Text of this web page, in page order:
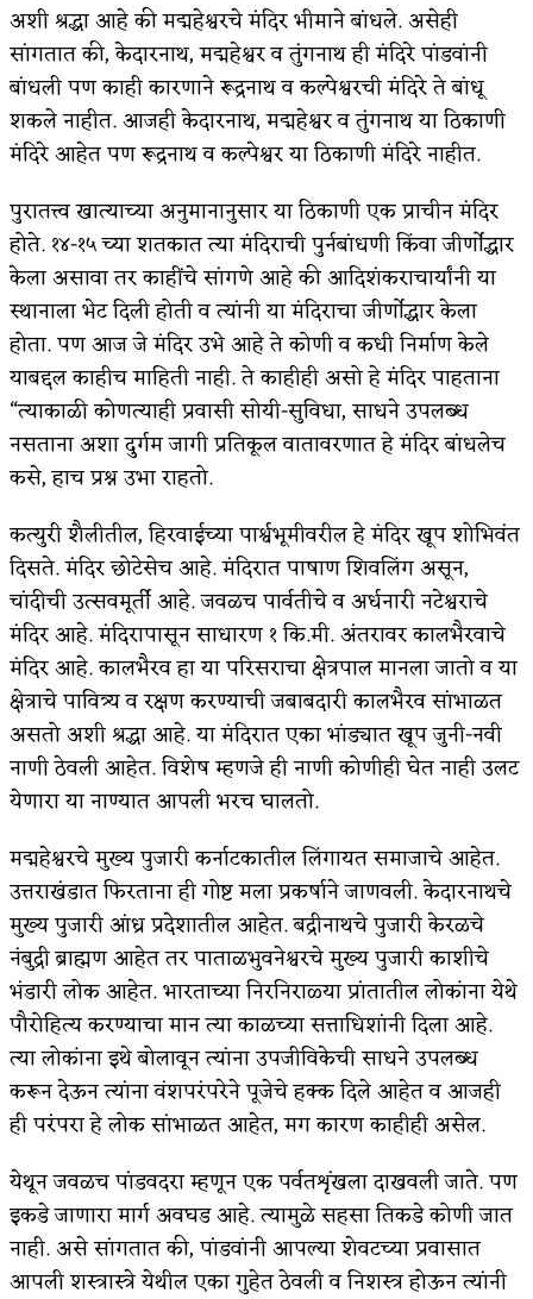
अशी श्रद्धा आहे की मद्महेश्वरचे मंदिर भीमाने बांधले. असेही
सांगतात की, केदारनाथ, मद्महेश्वर व तुंगनाथ ही मंदिरे पांडवांनी
बांधली पण काही कारणाने रूद्रनाथ व कल्पेश्वरची मंदिरे ते बांधू
शकले नाहीत. आजही केदारनाथ, मद्महेश्वर व तुंगनाथ या ठिकाणी
मंदिरे आहेत पण रूद्रनाथ व कल्पेश्वर या ठिकाणी मंदिरे नाहीत.
पुरातत्त्व खात्याच्या अनुमानानुसार या ठिकाणी एक प्राचीन मंदिर
होते. १४-१५ च्या शतकात त्या मंदिराची पुर्नबांधणी किंवा जीर्णोद्धार
केला असावा तर काहींचे सांगणे आहे की आदिशंकराचार्यांनी या
स्थानाला भेट दिली होती व त्यांनी या मंदिराचा जीर्णोद्धार केला
होता. पण आज जे मंदिर उभे आहे ते कोणी व कधी निर्माण केले
याबद्दल काहीच माहिती नाही. ते काहीही असो हे मंदिर पाहताना
“त्याकाळी कोणत्याही प्रवासी सोयी-सुविधा, साधने उपलब्ध
नसताना अशा दुर्गम जागी प्रतिकूल वातावरणात हे मंदिर बांधलेच
कसे, हाच प्रश्न उभा राहतो.
कत्युरी शैलीतील, हिरवाईच्या पार्श्वभूमीवरील हे मंदिर खूप शोभिवंत
दिसते. मंदिर छोटेसेच आहे. मंदिरात पाषाण शिवलिंग असून,
चांदीची उत्सवमूर्ती आहे. जवळच पार्वतीचे व अर्धनारी नटेश्वराचे
मंदिर आहे. मंदिरापासून साधारण १ कि.मी. अंतरावर कालभैरवाचे
मंदिर आहे. कालभैरव हा या परिसराचा क्षेत्रपाल मानला जातो व या
क्षेत्राचे पावित्र्य व रक्षण करण्याची जबाबदारी कालभैरव सांभाळत
असतो अशी श्रद्धा आहे. या मंदिरात एका भांड्यात खूप जुनी-नवी
नाणी ठेवली आहेत. विशेष म्हणजे ही नाणी कोणीही घेत नाही उलट
येणारा या नाण्यात आपली भरच घालतो.
मद्महेश्वरचे मुख्य पुजारी कर्नाटकातील लिंगायत समाजाचे आहेत.
उत्तराखंडात फिरताना ही गोष्ट मला प्रकर्षाने जाणवली. केदारनाथचे
मुख्य पुजारी आंध्र प्रदेशातील आहेत. बद्रीनाथचे पुजारी केरळचे
नंबुद्री ब्राह्मण आहेत तर पाताळभुवनेश्वरचे मुख्य पुजारी काशीचे
भंडारी लोक आहेत. भारताच्या निरनिराळ्या प्रांतातील लोकांना येथे
पौरोहित्य करण्याचा मान त्या काळच्या सत्ताधिशांनी दिला आहे.
त्या लोकांना इथे बोलावून त्यांना उपजीविकेची साधने उपलब्ध
करून देऊन त्यांना वंशपरंपरेने पूजेचे हक्क दिले आहेत व आजही
ही परंपरा हे लोक सांभाळत आहेत, मग कारण काहीही असेल.
येथून जवळच पांडवदरा म्हणून एक पर्वतशृंखला दाखवली जाते. पण
इकडे जाणारा मार्ग अवघड आहे. त्यामुळे सहसा तिकडे कोणी जात
नाही. असे सांगतात की, पांडवांनी आपल्या शेवटच्या प्रवासात
आपली शस्त्रास्त्रे येथील एका गुहेत ठेवली व निशस्त्र होऊन त्यांनी